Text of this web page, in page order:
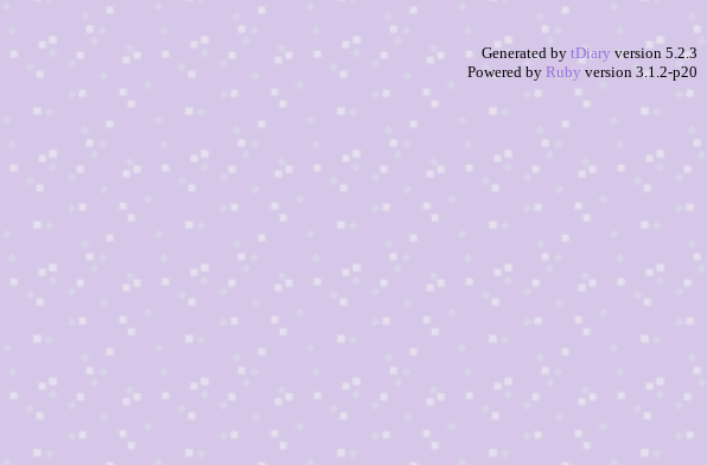
Generated by tDiary version 5.2.3
Powered by Ruby version 3.1.2-p20